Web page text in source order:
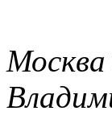
Москва